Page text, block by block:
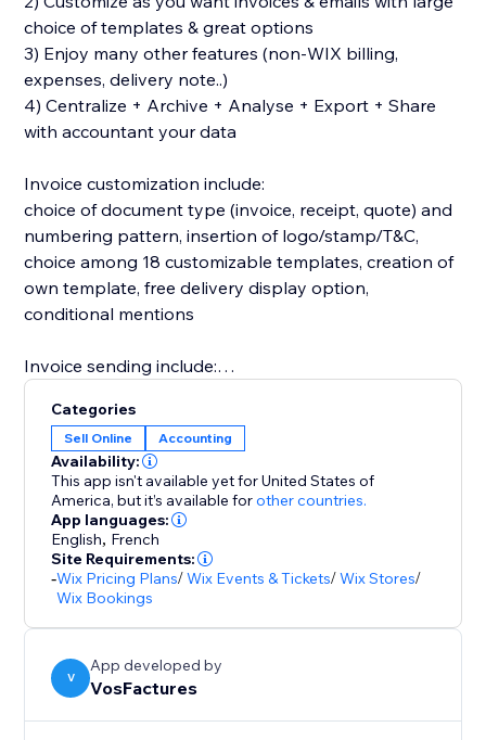
choice of templates & great options
3) Enjoy many other features (non-WIX billing,
expenses, delivery note..)
4) Centralize + Archive + Analyse + Export + Share
with accountant your data
Invoice customization include:
choice of document type (invoice, receipt, quote) and
numbering pattern, insertion of logo/stamp/T&C,
choice among 18 customizable templates, creation of
own template, free delivery display option,
conditional mentions
Invoice sending include:
& title, cc & bcc, smtp option
Other features include:
Automatic OSS recognition, Billing for non WIX sales
(manual & recurring), stock, expenses, bank import,
online payments, accountancy & custom exports, VAT
& margin reports, clients panel, multi-users &
accountant access
with Avalara / French Anti-Fraud VAT Law compliant /
Categories
Sell Online Accounting
Availability:
This app isn't available yet for United States of
America,but it’s available forother countries.
App languages:
English, French
Site Requirements:
-Wix Pricing Plans/Wix Events & Tickets/Wix Stores/
Wix Bookings
V
App developed by
VosFactures